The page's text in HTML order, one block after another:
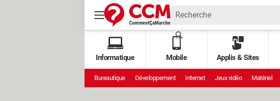
Informatique Mobile Applis & Sites
Bureautique Développement Internet Jeux vidéo Matériel